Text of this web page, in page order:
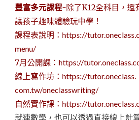
豐富多元課程-除了K12全科目，還
讓孩子趣味體驗玩中學！
課程表說明： https://tutor.oneclass.
menu/
7月公開課： https://tutor.oneclass.
線上寫作坊： https://tutor.oneclass.
com.tw/oneclasswriting/
自然實作課： https://tutor.oneclass.
就連數學，也可以透過直接線上計